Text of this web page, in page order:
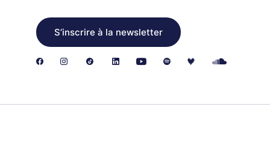
S’inscrire à la newsletter